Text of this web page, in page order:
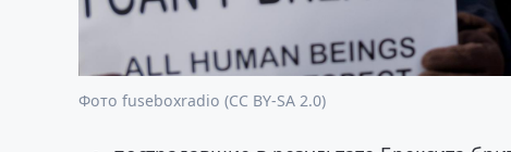
Фото fuseboxradio (CC BY-SA 2.0)